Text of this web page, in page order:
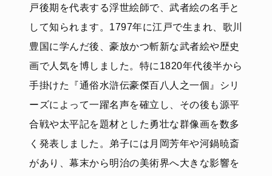
戸後期を代表する浮世絵師で、武者絵の名手と
して知られます。1797年に江戸で生まれ、歌川
豊国に学んだ後、豪放かつ斬新な武者絵や歴史
画で人気を博しました。特に1820年代後半から
手掛けた『通俗水滸伝豪傑百八人之一個』シリ
ーズによって一躍名声を確立し、その後も源平
合戦や太平記を題材とした勇壮な群像画を数多
く発表しました。弟子には月岡芳年や河鍋暁斎
があり、幕末から明治の美術界へ大きな影響を